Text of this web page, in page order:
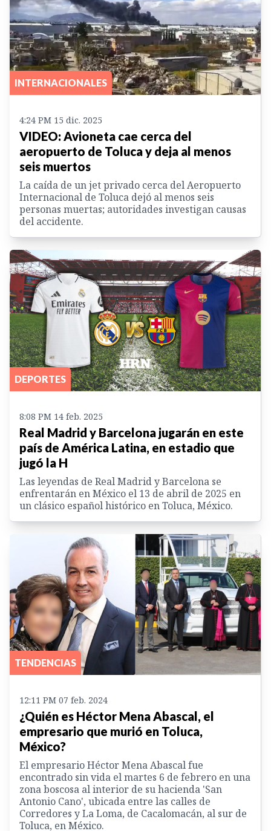
INTERNACIONALES
4:24 PM 15 dic. 2025
VIDEO: Avioneta cae cerca del
aeropuerto de Toluca y deja al menos
seis muertos
La caída de un jet privado cerca del Aeropuerto
Internacional de Toluca dejó al menos seis
personas muertas; autoridades investigan causas
del accidente.
DEPORTES
8:08 PM 14 feb. 2025
Real Madrid y Barcelona jugarán en este
país de América Latina, en estadio que
jugó la H
Las leyendas de Real Madrid y Barcelona se
enfrentarán en México el 13 de abril de 2025 en
un clásico español histórico en Toluca, México.
TENDENCIAS
12:11 PM 07 feb. 2024
¿Quién es Héctor Mena Abascal, el
empresario que murió en Toluca,
México?
El empresario Héctor Mena Abascal fue
encontrado sin vida el martes 6 de febrero en una
zona boscosa al interior de su hacienda 'San
Antonio Cano', ubicada entre las calles de
Corredores y La Loma, de Cacalomacán, al sur de
Toluca, en México.